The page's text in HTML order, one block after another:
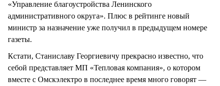
«Управление благоустройства Ленинского
административного округа». Плюс в рейтинге новый
министр за назначение уже получил в предыдущем номере
газеты.
Кстати, Станиславу Георгиевичу прекрасно известно, что
себой представляет МП «Тепловая компания», о котором
вместе с Омскэлектро в последнее время много говорят —